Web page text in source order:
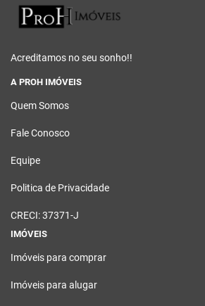
Acreditamos no seu sonho!!
A PROH IMÓVEIS
Quem Somos
Fale Conosco
Equipe
Politica de Privacidade
CRECI: 37371-J
IMÓVEIS
Imóveis para comprar
Imóveis para alugar